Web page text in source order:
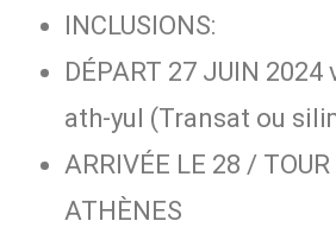
INCLUSIONS:
DÉPART 27 JUIN
ath-yul (Transat ou
ARRIVÉE LE 28 / TOUR
ATHÈNES